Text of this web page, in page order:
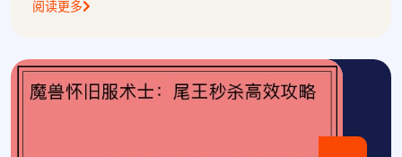
阅读更多